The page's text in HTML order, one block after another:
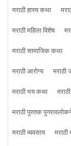
मराठी हास्य कथा
मराठी महिला विशेष
मराठी सामाजिक कथा
मराठी आरोग्य
मराठी
मराठी भय कथा
मराठी पुस्तक
मराठी व्यवसाय